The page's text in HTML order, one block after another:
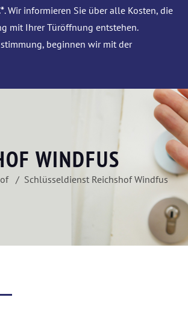
. Wir informieren Sie über alle Kosten, die
mit Ihrer Türöffnung entstehen.
beginnen wir mit der
WINDFUS
Schlüsseldienst Reichshof Windfus